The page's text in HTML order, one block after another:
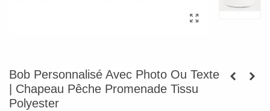
Bob Personnalisé Avec Photo Ou Texte
| Chapeau Pêche Promenade Tissu
Polyester